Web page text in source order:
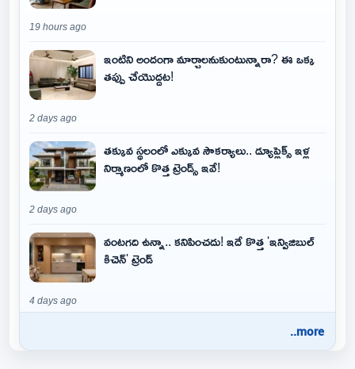
19 hours ago
ఇంటిని అందంగా మార్చాలనుకుంటున్నారా? ఈ ఒక్క
తప్పు చేయొద్దట!
2 days ago
తక్కువ స్థలంలో ఎక్కువ సౌకర్యాలు.. డ్యూప్లెక్స్ ఇళ్ల
నిర్మాణంలో కొత్త ట్రెండ్స్ ఇవే!
2 days ago
వంటగది ఉన్నా.. కనిపించదు! ఇదే కొత్త 'ఇన్విజిబుల్
కిచెన్' ట్రెండ్
4 days ago
..more